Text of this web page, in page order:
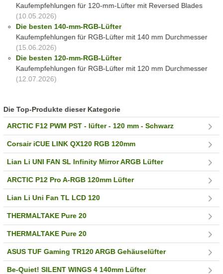
Kaufempfehlungen für 120-mm-Lüfter mit Reversed Blades
(10.05.2026)
Die besten 140-mm-RGB-Lüfter
Kaufempfehlungen für RGB-Lüfter mit 140 mm Durchmesser
(15.06.2026)
Die besten 120-mm-RGB-Lüfter
Kaufempfehlungen für RGB-Lüfter mit 120 mm Durchmesser
(12.07.2026)
Die Top-Produkte dieser Kategorie
ARCTIC F12 PWM PST - lüfter - 120 mm - Schwarz
Corsair iCUE LINK QX120 RGB 120mm
Lian Li UNI FAN SL Infinity Mirror ARGB Lüfter
ARCTIC P12 Pro A-RGB 120mm Lüfter
Lian Li Uni Fan TL LCD 120
THERMALTAKE Pure 20
THERMALTAKE Pure 20
ASUS TUF Gaming TR120 ARGB Gehäuselüfter
Be-Quiet! SILENT WINGS 4 140mm Lüfter